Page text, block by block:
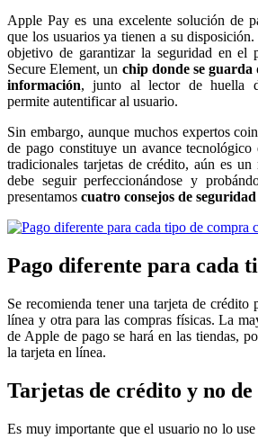
Apple Pay es una excelente solución de
que los usuarios ya tienen a su
objetivo de garantizar la seguridad en el
Secure Element, un chip donde se
información, junto al lector de huella
permite autentificar al usuario.
Sin embargo, aunque muchos expertos
de pago constituye un avance
tradicionales tarjetas de crédito, aún es
debe seguir perfeccionándose y
presentamos cuatro consejos de
Pago diferente para cada
Se recomienda tener una tarjeta de crédito
línea y otra para las compras físicas. La
de Apple de pago se hará en las tiendas,
la tarjeta en línea.
Tarjetas de crédito y no de
Es muy importante que el usuario no lo